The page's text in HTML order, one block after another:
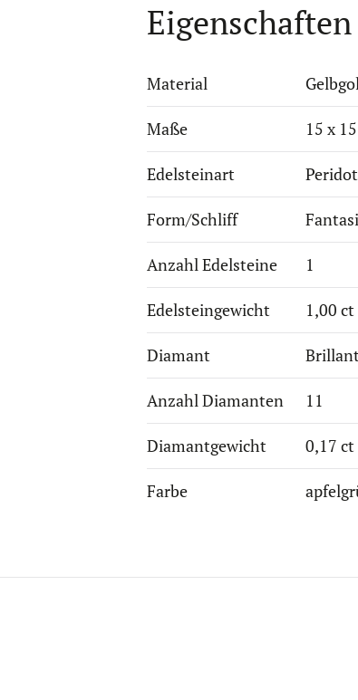
Eigenschaften
Material
Maße 15 x
Edelsteinart Peridot
Form/Schliff
Anzahl Edelsteine 1
Edelsteingewicht 1,00 ct
Diamant
Anzahl Diamanten 11
Diamantgewicht 0,17 ct
Farbe